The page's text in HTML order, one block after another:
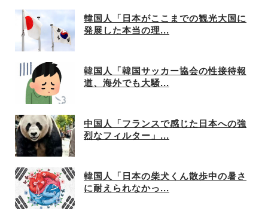
韓国人「日本がここまでの観光大国に
発展した本当の理...
韓国人「韓国サッカー協会の性接待報
道、海外でも大騒...
中国人「フランスで感じた日本への強
烈なフィルター」...
韓国人「日本の柴犬くん散歩中の暑さ
に耐えられなかっ...